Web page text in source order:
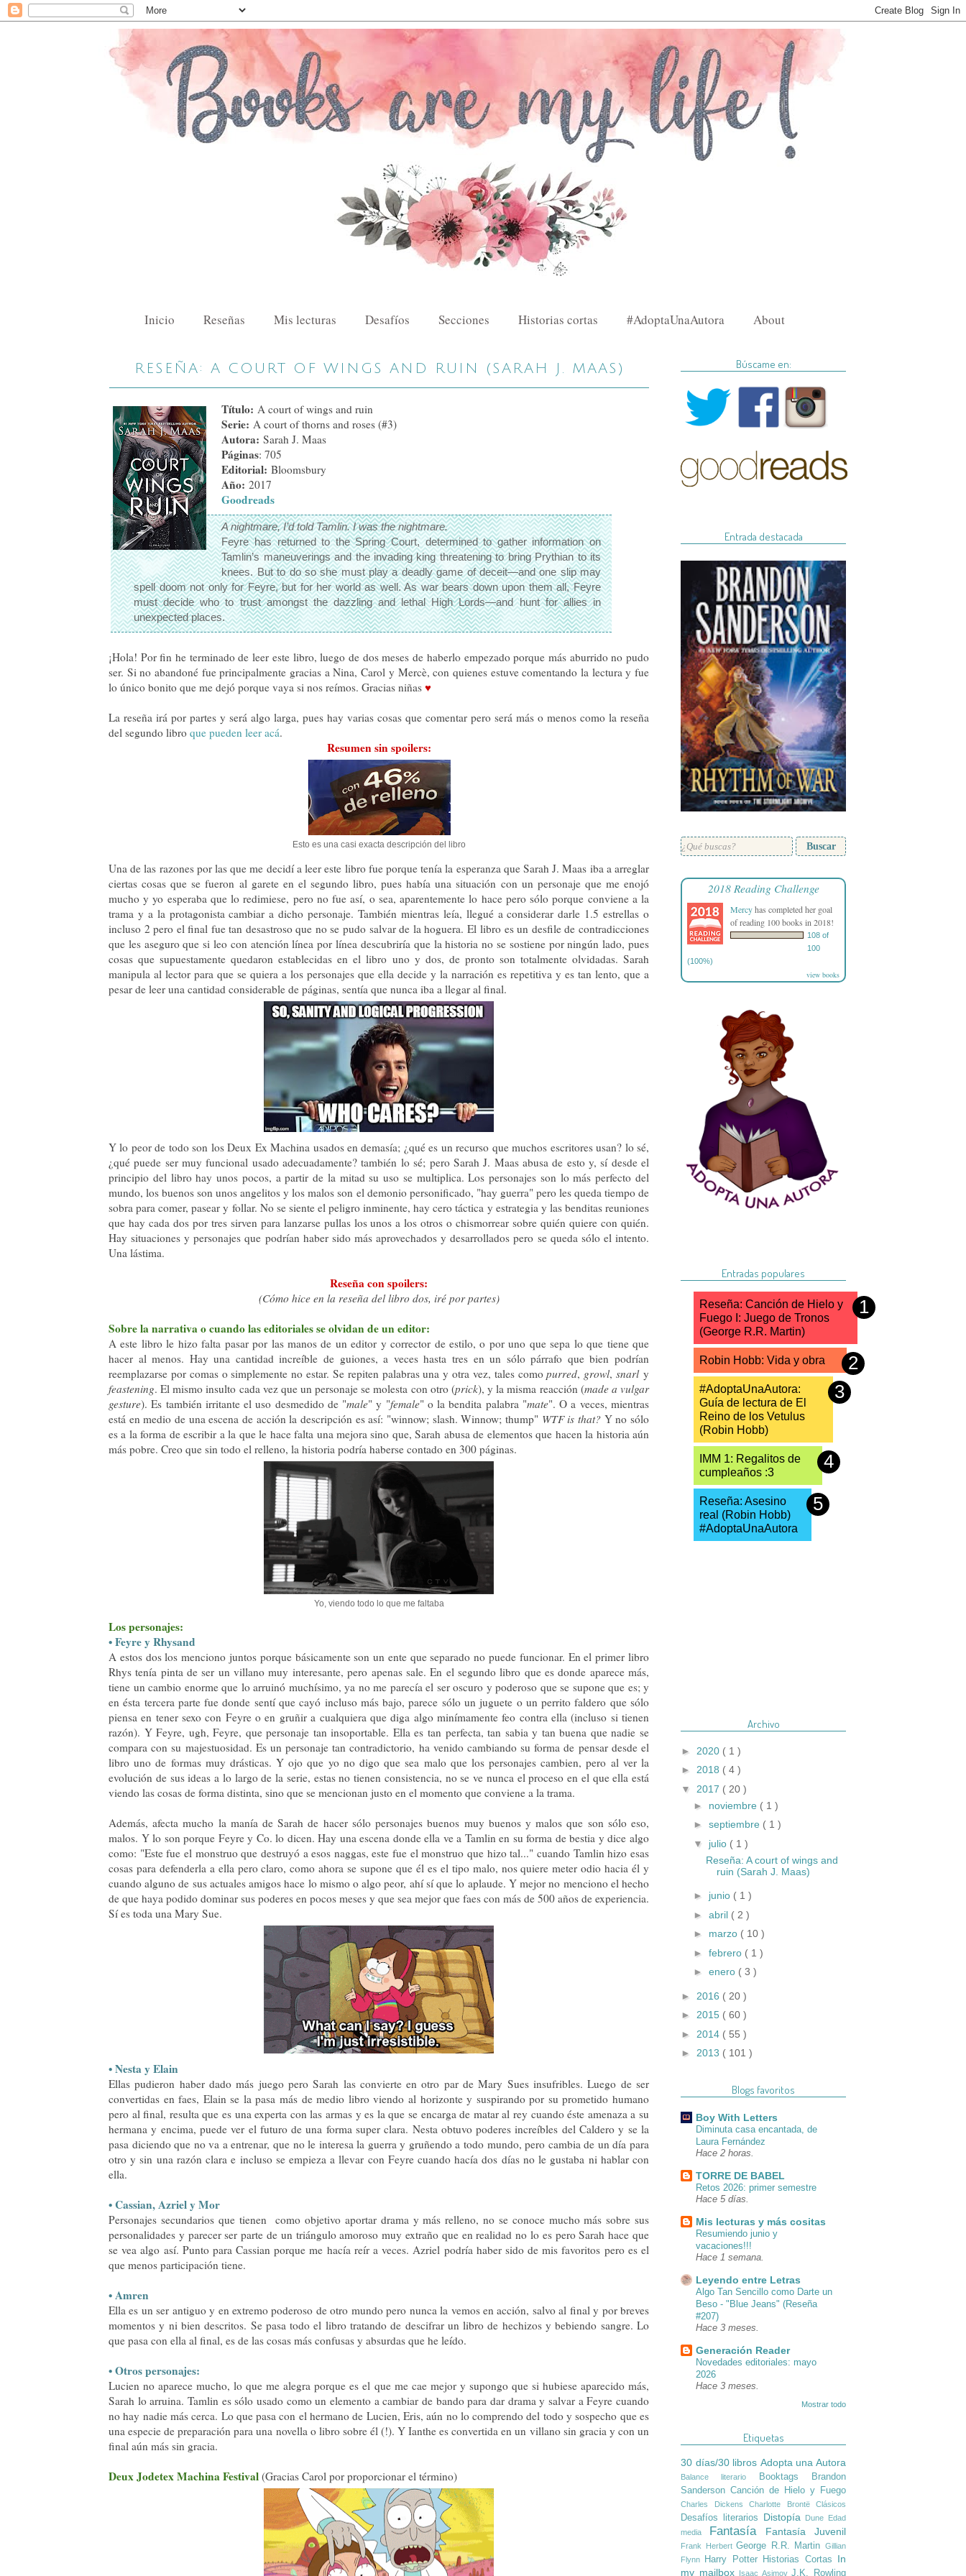
Inicio Reseñas Mis lecturas Desafíos Secciones Historias cortas #AdoptaUnaAutora About
RESEÑA: A COURT OF WINGS AND RUIN (SARAH J. MAAS)
Título: A court of wings and ruin
Serie: A court of thorns and roses (#3)
Autora: Sarah J. Maas
Páginas: 705
Editorial: Bloomsbury
Año: 2017
Goodreads
A nightmare, I’d told Tamlin. I was the nightmare.
Feyre has returned to the Spring Court, determined to gather information on
Tamlin’s maneuverings and the invading king threatening to bring Prythian to its
knees. But to do so she must play a deadly game of deceit—and one slip may
spell doom not only for Feyre, but for her world as well. As war bears down upon them all, Feyre
must decide who to trust amongst the dazzling and lethal High Lords—and hunt for allies in
unexpected places.
¡Hola! Por fin he terminado de leer este libro, luego de dos meses de haberlo empezado porque más aburrido no pudo
ser. Si no abandoné fue principalmente gracias a Nina, Carol y Mercè, con quienes estuve comentando la lectura y fue
lo único bonito que me dejó porque vaya si nos reímos. Gracias niñas ♥
La reseña irá por partes y será algo larga, pues hay varias cosas que comentar pero será más o menos como la reseña
del segundo libro que pueden leer acá.
Resumen sin spoilers:
Esto es una casi exacta descripción del libro
Una de las razones por las que me decidí a leer este libro fue porque tenía la esperanza que Sarah J. Maas iba a arreglar
ciertas cosas que se fueron al garete en el segundo libro, pues había una situación con un personaje que me enojó
mucho y yo esperaba que lo redimiese, pero no fue así, o sea, aparentemente lo hace pero sólo porque conviene a la
trama y a la protagonista cambiar a dicho personaje. También mientras leía, llegué a considerar darle 1.5 estrellas o
incluso 2 pero el final fue tan desastroso que no se pudo salvar de la hoguera. El libro es un desfile de contradicciones
que les aseguro que si leo con atención línea por línea descubriría que la historia no se sostiene por ningún lado, pues
cosas que supuestamente quedaron establecidas en el libro uno y dos, de pronto son totalmente olvidadas. Sarah
manipula al lector para que se quiera a los personajes que ella decide y la narración es repetitiva y es tan lento, que a
pesar de leer una cantidad considerable de páginas, sentía que nunca iba a llegar al final.
Y lo peor de todo son los Deux Ex Machina usados en demasía; ¿qué es un recurso que muchos escritores usan? lo sé,
¿qué puede ser muy funcional usado adecuadamente? también lo sé; pero Sarah J. Maas abusa de esto y, sí desde el
principio del libro hay unos pocos, a partir de la mitad su uso se multiplica. Los personajes son lo más perfecto del
mundo, los buenos son unos angelitos y los malos son el demonio personificado, "hay guerra" pero les queda tiempo de
sobra para comer, pasear y follar. No se siente el peligro inminente, hay cero táctica y estrategia y las benditas reuniones
que hay cada dos por tres sirven para lanzarse pullas los unos a los otros o chismorrear sobre quién quiere con quién.
Hay situaciones y personajes que podrían haber sido más aprovechados y desarrollados pero se queda sólo el intento.
Una lástima.
Reseña con spoilers:
(Cómo hice en la reseña del libro dos, iré por partes)
Sobre la narrativa o cuando las editoriales se olvidan de un editor:
A este libro le hizo falta pasar por las manos de un editor y corrector de estilo, o por uno que sepa lo que tiene que
hacer al menos. Hay una cantidad increíble de guiones, a veces hasta tres en un sólo párrafo que bien podrían
reemplazarse por comas o simplemente no estar. Se repiten palabras una y otra vez, tales comopurred, growl,snarly
feastening. El mismo insulto cada vez que un personaje se molesta con otro (prick), y la misma reacción (made a vulgar
gesture). Es también irritante el uso desmedido de "male" y "female" o la bendita palabra "mate". O a veces, mientras
está en medio de una escena de acción la descripción es así: "winnow; slash. Winnow; thump" WTF is that? Y no sólo
es a la forma de escribir a la que le hace falta una mejora sino que, Sarah abusa de elementos que hacen la historia aún
más pobre. Creo que sin todo el relleno, la historia podría haberse contado en 300 páginas.
Yo, viendo todo lo que me faltaba
Los personajes:
• Feyre y Rhysand
A estos dos los menciono juntos porque básicamente son un ente que separado no puede funcionar. En el primer libro
Rhys tenía pinta de ser un villano muy interesante, pero apenas sale. En el segundo libro que es donde aparece más,
tiene un cambio enorme que lo arruinó muchísimo, ya no me parecía el ser oscuro y poderoso que se supone que es; y
en ésta tercera parte fue donde sentí que cayó incluso más bajo, parece sólo un juguete o un perrito faldero que sólo
piensa en tener sexo con Feyre o en gruñir a cualquiera que diga algo minímamente feo contra ella (incluso si tienen
razón). Y Feyre, ugh, Feyre, que personaje tan insoportable. Ella es tan perfecta, tan sabia y tan buena que nadie se
compara con su majestuosidad. Es un personaje tan contradictorio, ha venido cambiando su forma de pensar desde el
libro uno de formas muy drásticas. Y ojo que yo no digo que sea malo que los personajes cambien, pero al ver la
evolución de sus ideas a lo largo de la serie, estas no tienen consistencia, no se ve nunca el proceso en el que ella está
viendo las cosas de forma distinta, sino que se mencionan justo en el momento que conviene a la trama.
Además, afecta mucho la manía de Sarah de hacer sólo personajes buenos muy buenos y malos que son sólo eso,
malos. Y lo son porque Feyre y Co. lo dicen. Hay una escena donde ella ve a Tamlin en su forma de bestia y dice algo
como: "Este fue el monstruo que destruyó a esos naggas, este fue el monstruo que hizo tal..." cuando Tamlin hizo esas
cosas para defenderla a ella pero claro, como ahora se supone que él es el tipo malo, nos quiere meter odio hacia él y
cuando alguno de sus actuales amigos hace lo mismo o algo peor, ahí sí que lo aplaude. Y mejor no menciono el hecho
de que haya podido dominar sus poderes en pocos meses y que sea mejor que faes con más de 500 años de experiencia.
Sí es toda una Mary Sue.
• Nesta y Elain
Ellas pudieron haber dado más juego pero Sarah las convierte en otro par de Mary Sues insufribles. Luego de ser
convertidas en faes, Elain se la pasa más de medio libro viendo al horizonte y suspirando por su prometido humano
pero al final, resulta que es una experta con las armas y es la que se encarga de matar al rey cuando éste amenaza a su
hermana y encima, puede ver el futuro de una forma super clara. Nesta obtuvo poderes increíbles del Caldero y se la
pasa diciendo que no va a entrenar, que no le interesa la guerra y gruñendo a todo mundo, pero cambia de un día para
otro y sin una razón clara e incluso se empieza a llevar con Feyre cuando hacía dos días no le gustaba ni hablar con
ella.
• Cassian, Azriel y Mor
Personajes secundarios que tienen como objetivo aportar drama y más relleno, no se conoce mucho más sobre sus
personalidades y parecer ser parte de un triángulo amoroso muy extraño que en realidad no lo es pero Sarah hace que
se vea algo así. Punto para Cassian porque me hacía reír a veces. Azriel podría haber sido de mis favoritos pero es el
que menos participación tiene.
• Amren
Ella es un ser antiguo y en extremo poderoso de otro mundo pero nunca la vemos en acción, salvo al final y por breves
momentos y ni bien descritos. Se pasa todo el libro tratando de descifrar un libro de hechizos y bebiendo sangre. Lo
que pasa con ella al final, es de las cosas más confusas y absurdas que he leído.
• Otros personajes:
Lucien no aparece mucho, lo que me alegra porque es el que me cae mejor y supongo que si hubiese aparecido más,
Sarah lo arruina. Tamlin es sólo usado como un elemento a cambiar de bando para dar drama y salvar a Feyre cuando
no hay nadie más cerca. Lo que pasa con el hermano de Lucien, Eris, aún no lo comprendo del todo y sospecho que es
una especie de preparación para una novella o libro sobre él (!). Y Ianthe es convertida en un villano sin gracia y con un
final aún más sin gracia.
Deux Jodetex Machina Festival (Gracias Carol por proporcionar el término)
Búscame en:
Entrada destacada
Buscar
2018 Reading Challenge
Mercyhas completed her goal
of reading 100 books in 2018!
108 of
100
(100%)
view books
Entradas populares
Reseña: Canción de Hielo y
Fuego I: Juego de Tronos
(George R.R. Martin)
Robin Hobb: Vida y obra
#AdoptaUnaAutora:
Guía de lectura de El
Reino de los Vetulus
(Robin Hobb)
IMM 1: Regalitos de
cumpleaños :3
Reseña: Asesino
real (Robin Hobb)
#AdoptaUnaAutora
Archivo
► 2020 ( 1 )
► 2018 ( 4 )
▼ 2017 ( 20 )
► noviembre ( 1 )
► septiembre ( 1 )
▼ julio ( 1 )
Reseña: A court of wings and
ruin (Sarah J. Maas)
► junio ( 1 )
► abril ( 2 )
► marzo ( 10 )
► febrero ( 1 )
► enero ( 3 )
► 2016 ( 20 )
► 2015 ( 60 )
► 2014 ( 55 )
► 2013 ( 101 )
Blogs favoritos
Boy With Letters
Diminuta casa encantada, de
Laura Fernández
Hace 2 horas.
TORRE DE BABEL
Retos 2026: primer semestre
Hace 5 días.
Mis lecturas y más cositas
Resumiendo junio y
vacaciones!!!
Hace 1 semana.
Leyendo entre Letras
Algo Tan Sencillo como Darte un
Beso - "Blue Jeans" (Reseña
#207)
Hace 3 meses.
Generación Reader
Novedades editoriales: mayo
2026
Hace 3 meses.
Mostrar todo
Etiquetas
30 días/30 libros Adopta una Autora
Balance literario Booktags
Brandon
Sanderson Canción de Hielo y Fuego
Charles Dickens Charlotte Brontë Clásicos
Desafíos literarios Distopía Dune Edad
media Fantasía Fantasía Juvenil
Frank HerbertGeorge R.R. MartinGillian
Flynn
Harry Potter Historias Cortas In
my mailbox Isaac AsimovJ.K. Rowling